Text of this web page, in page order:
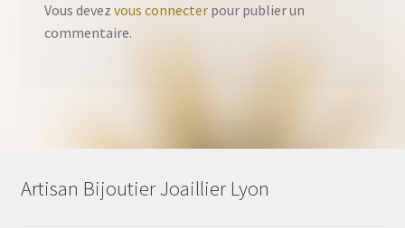
Vous devez vous connecterpour publier un
commentaire.
Artisan Bijoutier Joaillier Lyon